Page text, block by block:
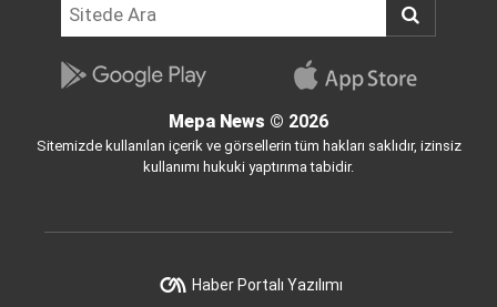
Mepa News © 2026
Sitemizde kullanılan içerik ve görsellerin tüm hakları saklıdır, izinsiz
kullanımı hukuki yaptırıma tabidir.
Haber Portalı Yazılımı